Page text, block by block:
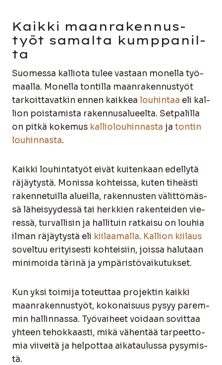
Kaik­ki maan­ra­ken­nus­
työt samal­ta kump­pa­nil­
ta
Suo­mes­sa kal­lio­ta tulee vas­taan monel­la työ­
maal­la. Monel­la ton­til­la maan­ra­ken­nus­työt
tar­koit­ta­vat­kin ennen kaik­kea lou­hin­taa eli kal­
lion pois­ta­mis­ta raken­nusa­lu­eel­ta. Set­pa­lil­la
on pit­kä koke­mus kal­lio­lou­hin­nas­ta ja ton­tin
lou­hin­nas­ta.
Kaik­ki lou­hin­ta­työt eivät kui­ten­kaan edel­ly­tä
räjäy­tys­tä. Monis­sa koh­teis­sa, kuten tiheäs­ti
raken­ne­tuil­la alueil­la, raken­nus­ten välit­tö­mäs­
sä lähei­syy­des­sä tai herk­kien raken­tei­den vie­
res­sä, tur­val­li­sin ja hal­li­tuin rat­kai­su on lou­hia
ilman räjäy­tys­tä eli kii­laa­mal­la. Kal­lion kii­laus
sovel­tuu eri­tyi­ses­ti koh­tei­siin, jois­sa halu­taan
mini­moi­da täri­nä ja ympä­ris­tö­vai­ku­tuk­set.
Kun yksi toi­mi­ja toteut­taa pro­jek­tin kaik­ki
maan­ra­ken­nus­työt, koko­nai­suus pysyy parem­
min hal­lin­nas­sa. Työ­vai­heet voi­daan sovit­taa
yhteen tehok­kaas­ti, mikä vähen­tää tar­peet­to­
mia vii­vei­tä ja hel­pot­taa aika­tau­lus­sa pysy­mis­
tä.